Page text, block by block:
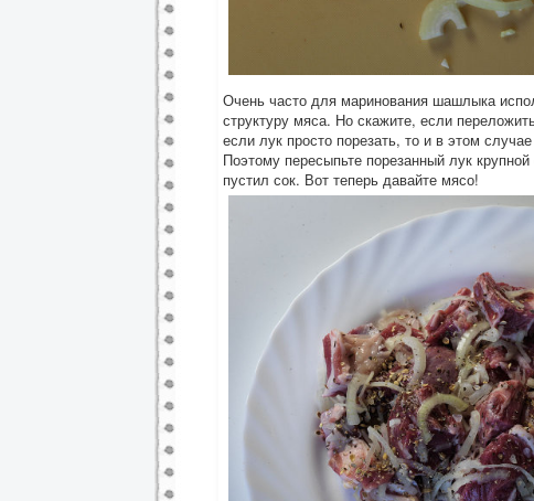
Очень часто для маринования шашлыка
структуру мяса. Но скажите, если
если лук просто порезать, то и в этом
Поэтому пересыпьте порезанный лук
пустил сок. Вот теперь давайте мясо!